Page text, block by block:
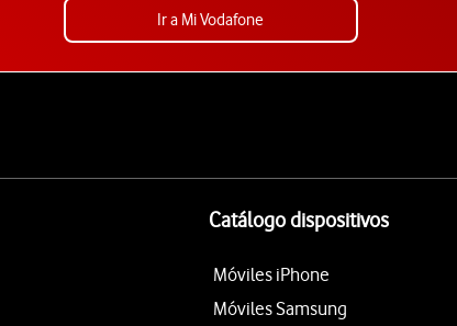
Ir a Mi Vodafone
Catálogo dispositivos
Móviles iPhone
Móviles Samsung